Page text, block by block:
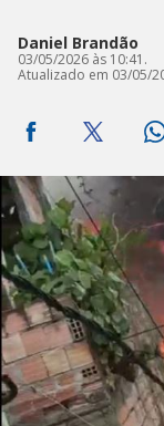
Daniel Brandão
03/05/2026 às 10:41.
Atualizado em 03/05/